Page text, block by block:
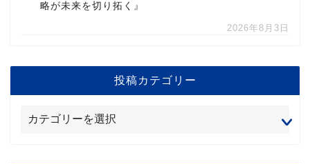
略が未来を切り拓く』
2026年8月3日
投稿カテゴリー